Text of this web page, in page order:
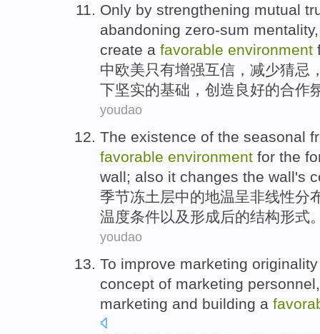
Only by strengthening mutual
abandoning zero-sum mentality
create a favorable environment
中欧美只有增强互信 ， 减少猜忌
下坚实的基础 ， 创造良好的合作
youdao
The existence of the seasonal
favorable environment for the
wall; also it changes the wall's
季节冻土层中的地温呈非线性分
温度条件以及形成后的结构形式
youdao
To improve marketing originality
concept of marketing personnel
marketing and building a